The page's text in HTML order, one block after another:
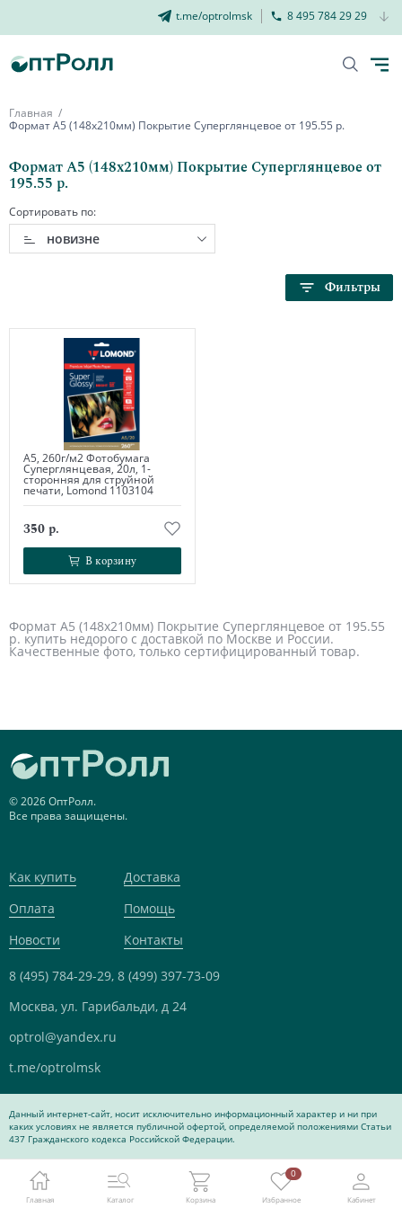
t.me/optrolmsk 8 495 784 29 29
Главная
Формат А5 (148х210мм) Покрытие Суперглянцевое от 195.55 р.
Формат А5 (148х210мм) Покрытие Суперглянцевое от
195.55 р.
Сортировать по:
новизне
Фильтры
А5, 260г/м2 Фотобумага
Суперглянцевая, 20л, 1-
сторонняя для струйной
печати, Lomond 1103104
350 р.
В корзину
В корзину
Формат А5 (148х210мм) Покрытие Суперглянцевое от 195.55
р. купить недорого с доставкой по Москве и России.
Качественные фото, только сертифицированный товар.
Главная Каталог Корзина
0
Избранное Кабинет
© 2026 ОптРолл.
Все права защищены.
Как купить
Доставка
Оплата
Помощь
Новости
Контакты
8 (495) 784-29-29, 8 (499) 397-73-09
Москва, ул. Гарибальди, д 24
optrol@yandex.ru
t.me/optrolmsk
Данный интернет-сайт, носит исключительно информационный характер и ни при
каких условиях не является публичной офертой, определяемой положениями Статьи
437 Гражданского кодекса Российской Федерации.